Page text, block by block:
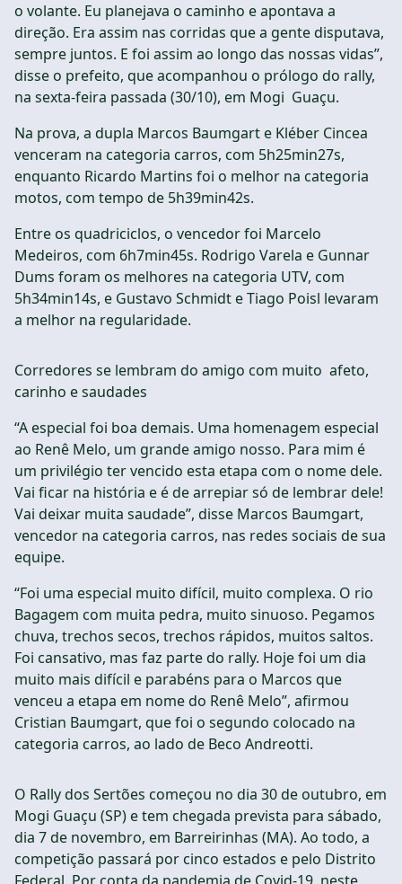
o volante. Eu planejava o caminho e apontava a
direção. Era assim nas corridas que a gente disputava,
sempre juntos. E foi assim ao longo das nossas vidas”,
disse o prefeito, que acompanhou o prólogo do rally,
na sexta-feira passada (30/10), em Mogi Guaçu.
Na prova, a dupla Marcos Baumgart e Kléber Cincea
venceram na categoria carros, com 5h25min27s,
enquanto Ricardo Martins foi o melhor na categoria
motos, com tempo de 5h39min42s.
Entre os quadriciclos, o vencedor foi Marcelo
Medeiros, com 6h7min45s. Rodrigo Varela e Gunnar
Dums foram os melhores na categoria UTV, com
5h34min14s, e Gustavo Schmidt e Tiago Poisl levaram
a melhor na regularidade.
Corredores se lembram do amigo com muito afeto,
carinho e saudades
“A especial foi boa demais. Uma homenagem especial
ao Renê Melo, um grande amigo nosso. Para mim é
um privilégio ter vencido esta etapa com o nome dele.
Vai ficar na história e é de arrepiar só de lembrar dele!
Vai deixar muita saudade”, disse Marcos Baumgart,
vencedor na categoria carros, nas redes sociais de sua
equipe.
“Foi uma especial muito difícil, muito complexa. O rio
Bagagem com muita pedra, muito sinuoso. Pegamos
chuva, trechos secos, trechos rápidos, muitos saltos.
Foi cansativo, mas faz parte do rally. Hoje foi um dia
muito mais difícil e parabéns para o Marcos que
venceu a etapa em nome do Renê Melo”, afirmou
Cristian Baumgart, que foi o segundo colocado na
categoria carros, ao lado de Beco Andreotti.
O Rally dos Sertões começou no dia 30 de outubro, em
Mogi Guaçu (SP) e tem chegada prevista para sábado,
dia 7 de novembro, em Barreirinhas (MA). Ao todo, a
competição passará por cinco estados e pelo Distrito